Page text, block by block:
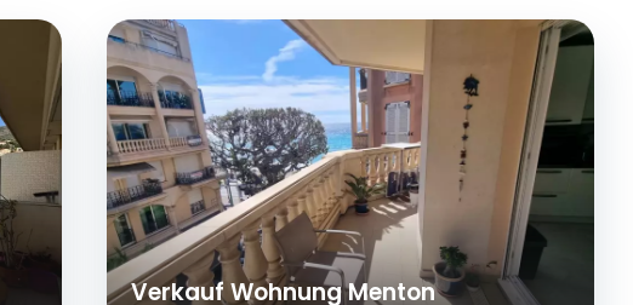
Verkauf Wohnung Menton